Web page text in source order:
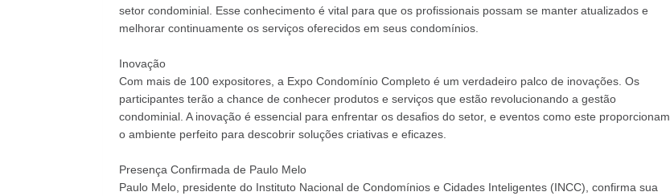
setor condominial. Esse conhecimento é vital para que os profissionais possam se manter atualizados e
melhorar continuamente os serviços oferecidos em seus condomínios.
Inovação
Com mais de 100 expositores, a Expo Condomínio Completo é um verdadeiro palco de inovações. Os
participantes terão a chance de conhecer produtos e serviços que estão revolucionando a gestão
condominial. A inovação é essencial para enfrentar os desafios do setor, e eventos como este proporcionam
o ambiente perfeito para descobrir soluções criativas e eficazes.
Presença Confirmada de Paulo Melo
Paulo Melo, presidente do Instituto Nacional de Condomínios e Cidades Inteligentes (INCC), confirma sua